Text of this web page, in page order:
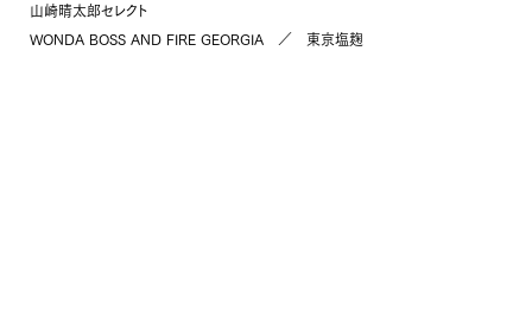
山崎晴太郎セレクト
WONDA BOSS AND FIRE GEORGIA ／ 東京塩麹